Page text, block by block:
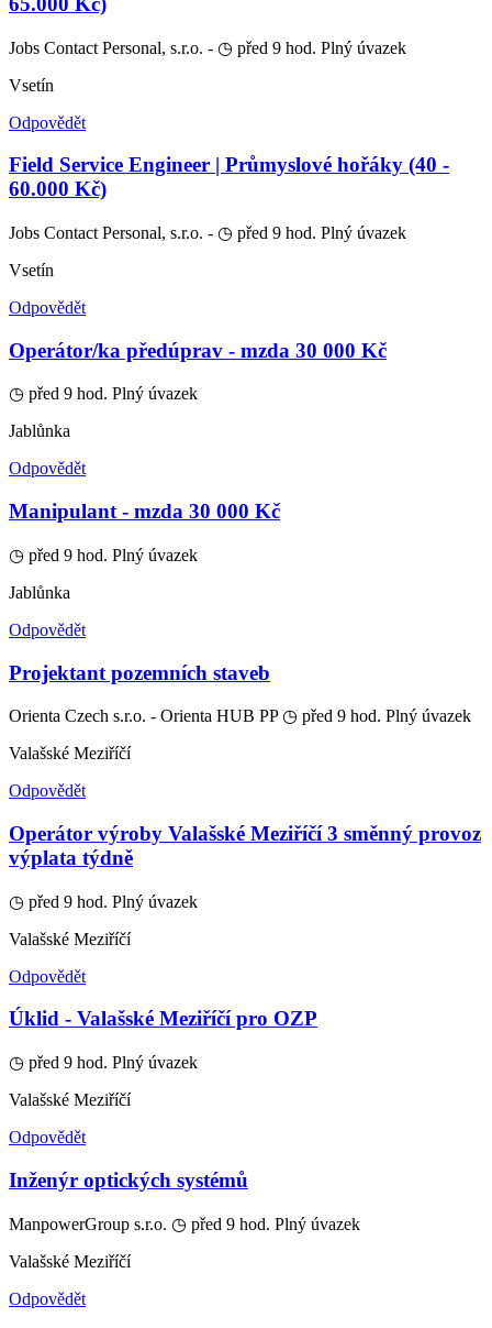
Jobs Contact Personal, s.r.o. - ◷ před 9 hod. Plný úvazek
Vsetín
Odpovědět
Field Service Engineer | Průmyslové hořáky (40 -
60.000 Kč)
Jobs Contact Personal, s.r.o. - ◷ před 9 hod. Plný úvazek
Vsetín
Odpovědět
Operátor/ka předúprav - mzda 30 000 Kč
◷ před 9 hod. Plný úvazek
Jablůnka
Odpovědět
Manipulant - mzda 30 000 Kč
◷ před 9 hod. Plný úvazek
Jablůnka
Odpovědět
Projektant pozemních staveb
Orienta Czech s.r.o. - Orienta HUB PP ◷ před 9 hod. Plný úvazek
Valašské Meziříčí
Odpovědět
Operátor výroby Valašské Meziříčí 3 směnný provoz
výplata týdně
◷ před 9 hod. Plný úvazek
Valašské Meziříčí
Odpovědět
Úklid - Valašské Meziříčí pro OZP
◷ před 9 hod. Plný úvazek
Valašské Meziříčí
Odpovědět
Inženýr optických systémů
ManpowerGroup s.r.o. ◷ před 9 hod. Plný úvazek
Valašské Meziříčí
Odpovědět